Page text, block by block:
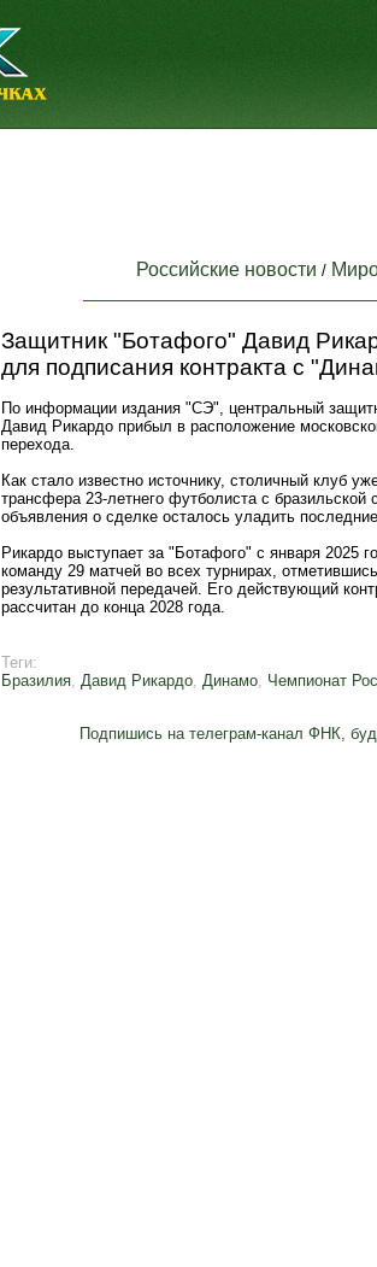
Российские новости /
Защитник "Ботафого" Давид
для подписания контракта с
По информации издания "СЭ", центральный
Давид Рикардо прибыл в расположение
перехода.
Как стало известно источнику, столичный клуб
трансфера 23-летнего футболиста с
объявления о сделке осталось уладить
Рикардо выступает за "Ботафого" с января 2025
команду 29 матчей во всех турнирах,
результативной передачей. Его действующий
рассчитан до конца 2028 года.
Теги:
Бразилия, Давид Рикардо, Динамо, Чемпионат
Подпишись на телеграм-канал ФНК,